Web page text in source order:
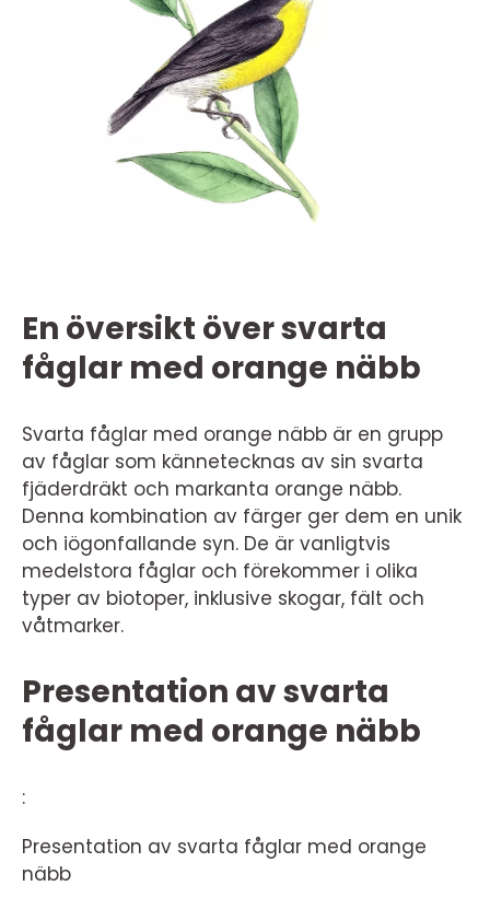
En översikt över svarta
fåglar med orange näbb
Svarta fåglar med orange näbb är en grupp
av fåglar som kännetecknas av sin svarta
fjäderdräkt och markanta orange näbb.
Denna kombination av färger ger dem en unik
och iögonfallande syn. De är vanligtvis
medelstora fåglar och förekommer i olika
typer av biotoper, inklusive skogar, fält och
våtmarker.
Presentation av svarta
fåglar med orange näbb
:
Presentation av svarta fåglar med orange
näbb